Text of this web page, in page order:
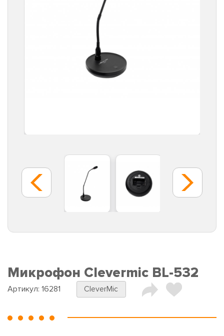
Микрофон Сlevermic BL-532
Артикул: 16281 CleverMic